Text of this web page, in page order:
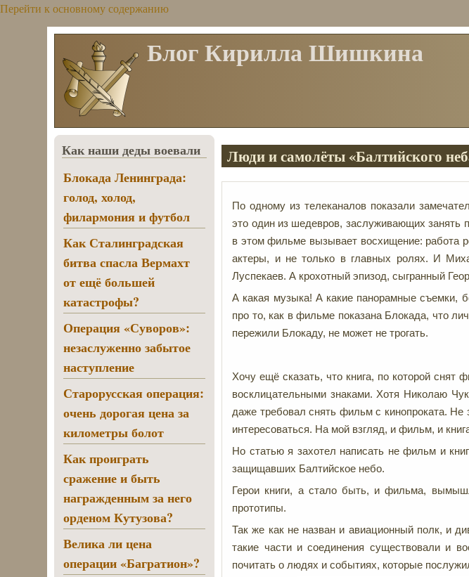
Перейти к основному содержанию
Блог Кирилла Шишкина
Люди и самолёты «Балтийского
По одному из телеканалов показали
это один из шедевров, заслуживающих занять
в этом фильме вызывает восхищение: работа
актеры, и не только в главных ролях. И
Луспекаев. А крохотный эпизод, сыгранный
А какая музыка! А какие панорамные съемки,
про то, как в фильме показана Блокада, что
пережили Блокаду, не может не трогать.
Хочу ещё сказать, что книга, по которой снят
восклицательными знаками. Хотя Николаю
даже требовал снять фильм с кинопроката.
интересоваться. На мой взгляд, и фильм, и
Но статью я захотел написать не фильм и
защищавших Балтийское небо.
Герои книги, а стало быть, и фильма,
прототипы.
Так же как не назван и авиационный полк, и
такие части и соединения существовали и
почитать о людях и событиях, которые
Как наши деды воевали
Блокада Ленинграда:
голод, холод,
филармония и футбол
Как Сталинградская
битва спасла Вермахт
от ещё большей
катастрофы?
Операция «Суворов»:
незаслуженно забытое
наступление
Старорусская операция:
очень дорогая цена за
километры болот
Как проиграть
сражение и быть
награжденным за него
орденом Кутузова?
Велика ли цена
операции «Багратион»?